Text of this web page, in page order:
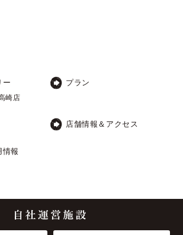
ー
崎店
プラン
店舗情報＆アクセス
情報